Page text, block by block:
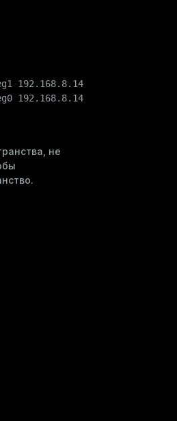
192.168.8.145:25433 pid=29023)
192.168.8.145:25432 pid=29022)
не